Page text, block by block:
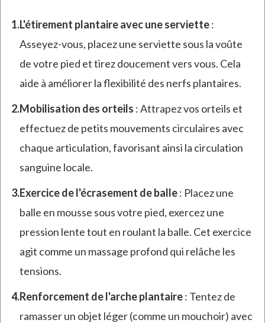
L'étirement plantaire avec une serviette:
Asseyez-vous, placez une serviette sous la voûte
de votre pied et tirez doucement vers vous. Cela
aide à améliorer la flexibilité des nerfs plantaires.
Mobilisation des orteils : Attrapez vos orteils et
effectuez de petits mouvements circulaires avec
chaque articulation, favorisant ainsi la circulation
sanguine locale.
Exercice de l'écrasement de balle: Placez une
balle en mousse sous votre pied, exercez une
pression lente tout en roulant la balle. Cet exercice
agit comme un massage profond qui relâche les
tensions.
Renforcement de l'arche plantaire: Tentez de
ramasser un objet léger (comme un mouchoir) avec